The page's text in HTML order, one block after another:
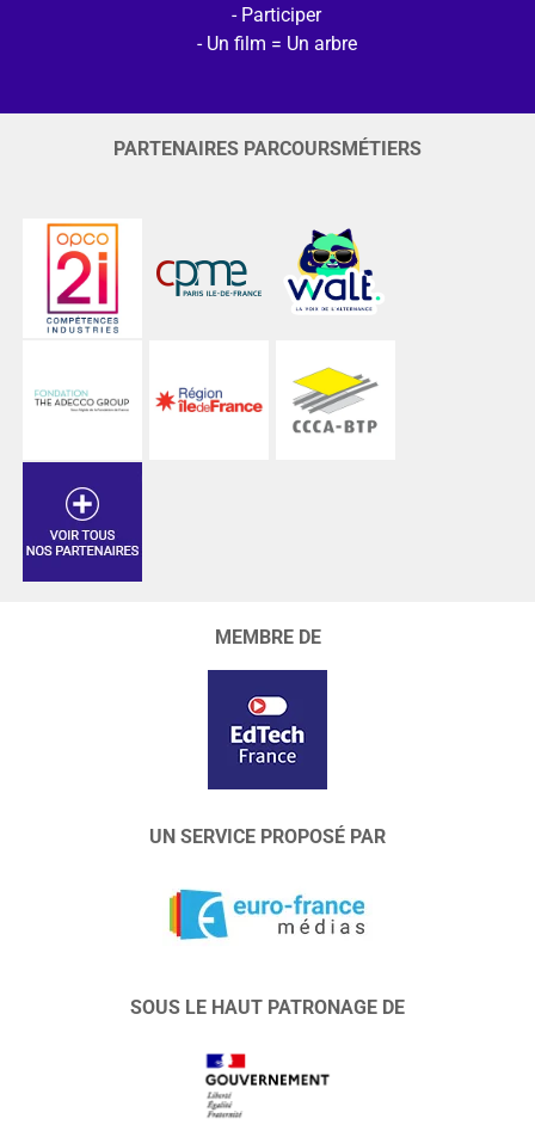
Participer
Un film = Un arbre
PARTENAIRES PARCOURSMÉTIERS
MEMBRE DE
UN SERVICE PROPOSÉ PAR
SOUS LE HAUT PATRONAGE DE